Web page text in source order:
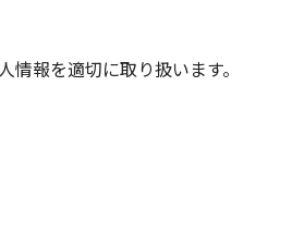
報を適切に取り扱います。